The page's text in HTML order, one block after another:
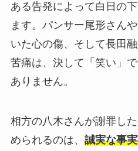
ある告発によって白日の
ます。パンサー尾形さん
いた心の傷、そして長田
苦痛は、決して「笑い」
ありません。
相方の八木さんが謝罪し
められるのは、 誠実な事